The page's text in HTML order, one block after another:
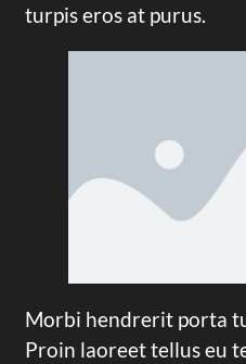
turpis eros at purus.
Morbi hendrerit porta
Proin laoreet tellus eu